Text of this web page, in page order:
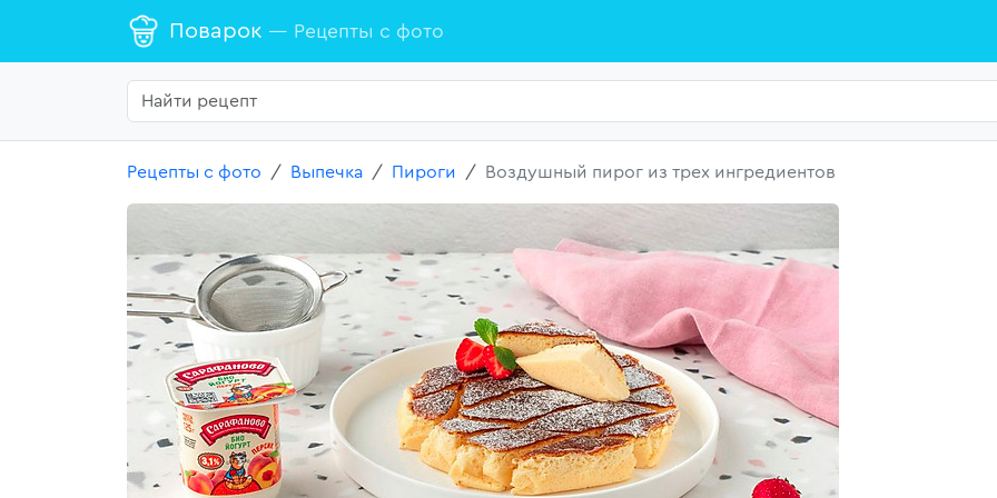
Поварок — Рецепты с фото
Рецепты с фото Выпечка Пироги Воздушный пирог из трех ингредиентов